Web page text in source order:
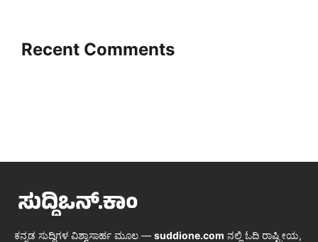
Recent Comments
ಕನ್ನಡ ಸುದ್ದಿಗಳ ವಿಶ್ವಾಸಾರ್ಹ ಮೂಲ — suddione.com ನಲ್ಲಿ ಓದಿ ರಾಷ್ಟ್ರೀಯ,